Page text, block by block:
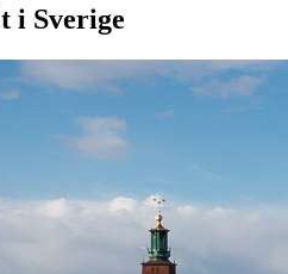
i Sverige